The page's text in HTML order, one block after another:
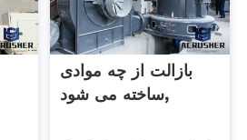
بازالت از چه موادی
ساخته می شود,